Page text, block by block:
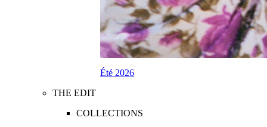
Été 2026
THE EDIT
COLLECTIONS